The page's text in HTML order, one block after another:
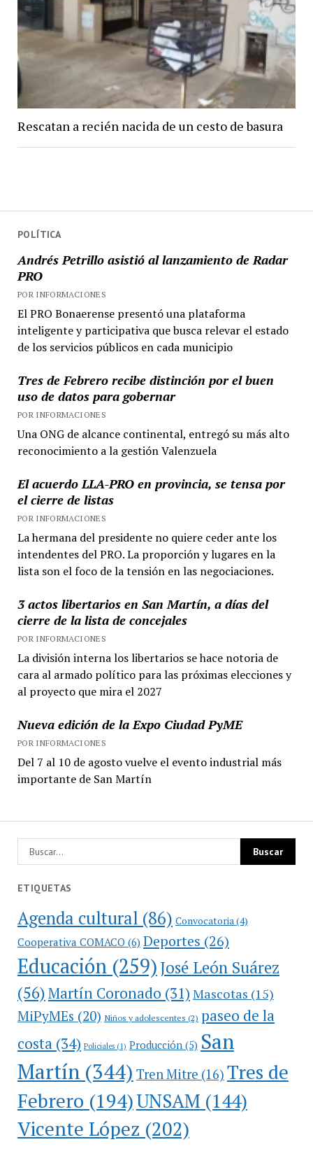
POLÍTICA
Andrés Petrillo asistió al lanzamiento de Radar
PRO
POR INFORMACIONES
El PRO Bonaerense presentó una plataforma
inteligente y participativa que busca relevar el estado
de los servicios públicos en cada municipio
Tres de Febrero recibe distinción por el buen
uso de datos para gobernar
POR INFORMACIONES
Una ONG de alcance continental, entregó su más alto
reconocimiento a la gestión Valenzuela
El acuerdo LLA-PRO en provincia, se tensa por
el cierre de listas
POR INFORMACIONES
La hermana del presidente no quiere ceder ante los
intendentes del PRO. La proporción y lugares en la
lista son el foco de la tensión en las negociaciones.
3 actos libertarios en San Martín, a días del
cierre de la lista de concejales
POR INFORMACIONES
La división interna los libertarios se hace notoria de
cara al armado político para las próximas elecciones y
al proyecto que mira el 2027
Nueva edición de la Expo Ciudad PyME
POR INFORMACIONES
Del 7 al 10 de agosto vuelve el evento industrial más
importante de San Martín
Rescatan a recién nacida de un cesto de basura
ETIQUETAS
Agenda cultural (86) Convocatoria (4)
Cooperativa COMACO(6) Deportes (26)
Educación(259)José León Suárez
(56)Martín Coronado (31) Mascotas (15)
MiPyMEs (20) Niños y adolescentes (2) paseo de la
costa(34) Policiales(1) Producción(5) San
Martín(344) Tren Mitre (16) Tres de
Febrero (194)UNSAM (144)
Vicente López (202)